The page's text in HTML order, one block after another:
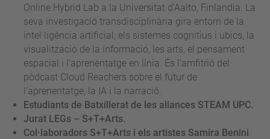
Online Hybrid Lab a la Universitat d’Aalto, Finlandia. La
seva investigació transdisciplinària gira entorn de la
intel·ligència artificial, els sistemes cognitius i ubics, la
visualització de la informació, les arts, el pensament
espacial i l’aprenentatge en línia. És l’amfitrió del
pòdcast Cloud Reachers sobre el futur de
l’aprenentatge, la IA i la narració.
Estudiants de Batxillerat de les aliances STEAM UPC.
Jurat LEGs – S+T+Arts.
Col·laboradors S+T+Arts i els artistes Samira Benini